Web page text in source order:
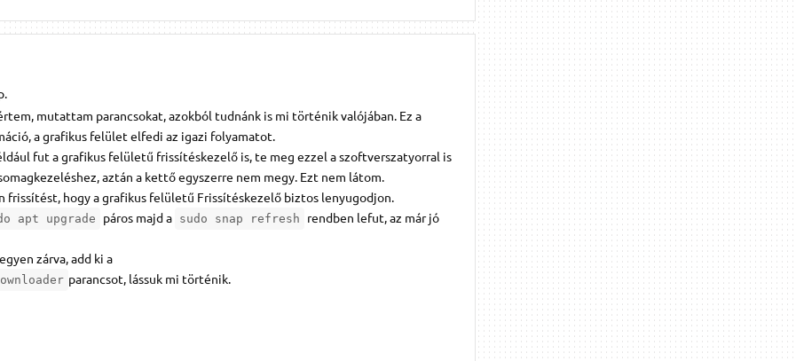
mutattam parancsokat, azokból tudnánk is mi történik valójában. Ez a
a grafikus felület elfedi az igazi folyamatot.
fut a grafikus felületű frissítéskezelő is, te meg ezzel a szoftverszatyorral is
aztán a kettő egyszerre nem megy. Ezt nem látom.
frissítést, hogy a grafikus felületű Frissítéskezelő biztos lenyugodjon.
apt upgrade páros majd a sudo snap refresh
rendben lefut, az már jó
zárva, add ki a
parancsot, lássuk mi történik.